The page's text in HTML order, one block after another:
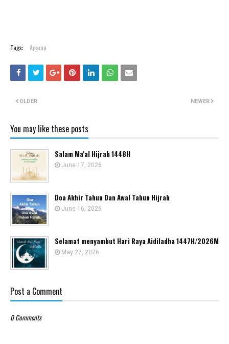
Tags: Agama
NEWER
OLDER
You may like these posts
Salam Ma'al Hijrah 1448H
June 17, 2026
Doa Akhir Tahun Dan Awal Tahun Hijrah
June 16, 2026
Selamat menyambut Hari Raya Aidiladha 1447H/2026M
May 27, 2026
Post a Comment
0 Comments